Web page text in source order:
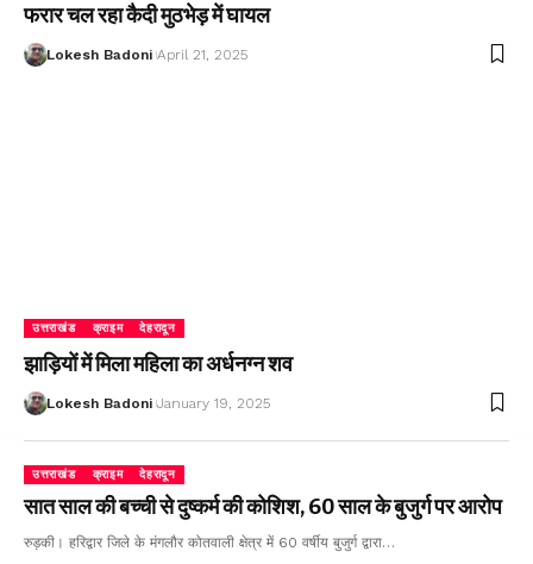
फरार चल रहा कैदी मुठभेड़ में घायल
Lokesh Badoni April 21, 2025
उत्तराखंड क्राइम देहरादून
झाड़ियों में मिला महिला का अर्धनग्न शव
Lokesh Badoni January 19, 2025
उत्तराखंड क्राइम देहरादून
सात साल की बच्ची से दुष्कर्म की कोशिश, 60 साल के बुजुर्ग पर आरोप
रुड़की। हरिद्वार जिले के मंगलौर कोतवाली क्षेत्र में 60 वर्षीय बुजुर्ग द्वारा…